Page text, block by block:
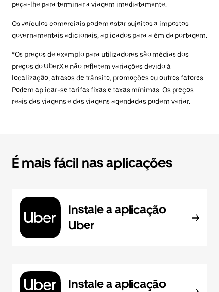
peça-lhe para terminar a viagem imediatamente.
Os veículos comerciais podem estar sujeitos a impostos
governamentais adicionais, aplicados para além da portagem.
*Os preços de exemplo para utilizadores são médias dos
preços do UberX e não refletem variações devido à
localização, atrasos de trânsito, promoções ou outros fatores.
Podem aplicar-se tarifas fixas e taxas mínimas. Os preços
reais das viagens e das viagens agendadas podem variar.
É mais fácil nas aplicações
Instale a aplicação
Uber
Instale a aplicação